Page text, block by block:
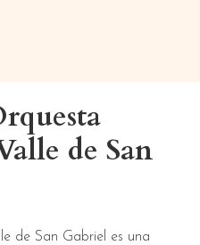
de San
de San Gabriel es una